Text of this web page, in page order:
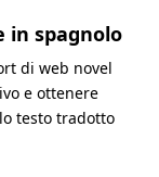
in spagnolo
di web novel
e ottenere
testo tradotto